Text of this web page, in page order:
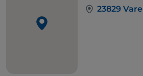
primeiro por barrancos de prados
rochas, uma longa descida traz-
23829